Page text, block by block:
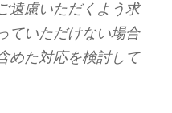
遠慮いただくよう求
ていただけない場合
めた対応を検討して